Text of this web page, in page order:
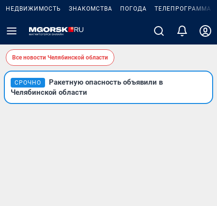
НЕДВИЖИМОСТЬ ЗНАКОМСТВА ПОГОДА ТЕЛЕПРОГРАММА
Все новости Челябинской области
СРОЧНО
Ракетную опасность объявили в
Челябинской области